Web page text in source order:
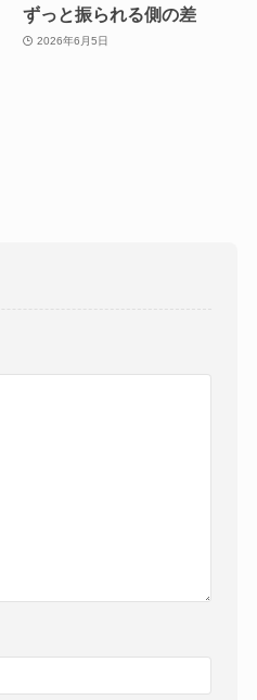
ずっと振られる側の差
2026年6月5日